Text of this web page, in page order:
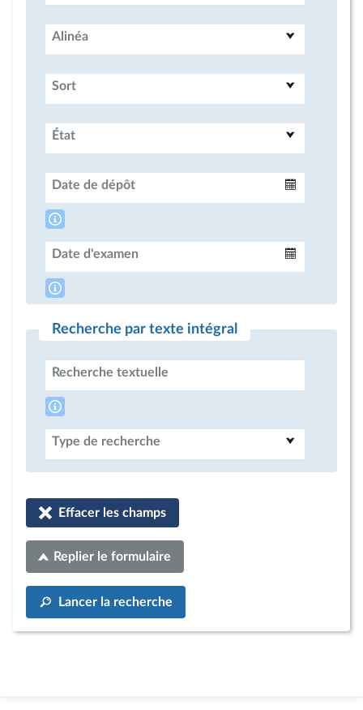
Alinéa
Sort
État
Date de dépôt
Date d'examen
Recherche par texte intégral
Recherche textuelle
Type de recherche
Effacer les champs
Replier le formulaire
Lancer la recherche